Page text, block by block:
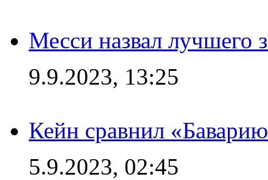
Месси назвал лучшего
9.9.2023, 13:25
Кейн сравнил
5.9.2023, 02:45